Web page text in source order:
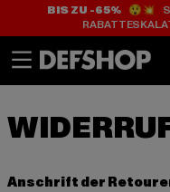
BIS ZU -65%😲💥
Anschrift der